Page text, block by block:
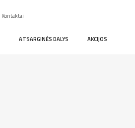
Kontaktai
ATSARGINĖS DALYS AKCIJOS